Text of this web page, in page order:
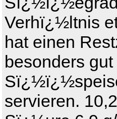
Verhï¿½ltnis
hat einen
besonders
servieren.